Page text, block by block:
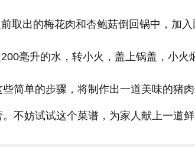
取出的梅花肉和杏鲍菇倒回锅中，加
毫升的水，转小火，盖上锅盖，小火
些简单的步骤，将制作出一道美味的猪
。不妨试试这个菜谱，为家人献上一道